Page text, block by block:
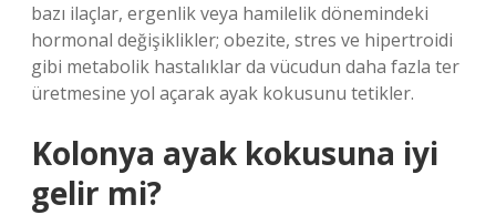
bazı ilaçlar, ergenlik veya hamilelik dönemindeki
hormonal değişiklikler; obezite, stres ve hipertroidi
gibi metabolik hastalıklar da vücudun daha fazla ter
üretmesine yol açarak ayak kokusunu tetikler.
Kolonya ayak kokusuna iyi
gelir mi?